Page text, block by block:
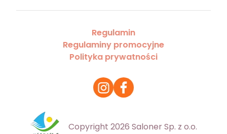
Regulamin
Regulaminy promocyjne
Polityka prywatności
Copyright 2026 Saloner Sp. z o.o.